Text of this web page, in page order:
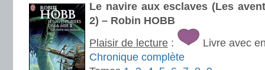
Le navire aux esclaves (Les
2) – Robin HOBB
Plaisir de lecture :
Livre avec
Chronique complète